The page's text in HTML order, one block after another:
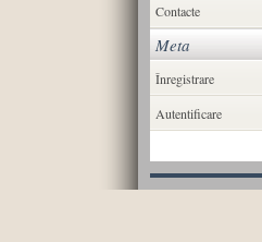
Contacte
Meta
Înregistrare
Autentificare